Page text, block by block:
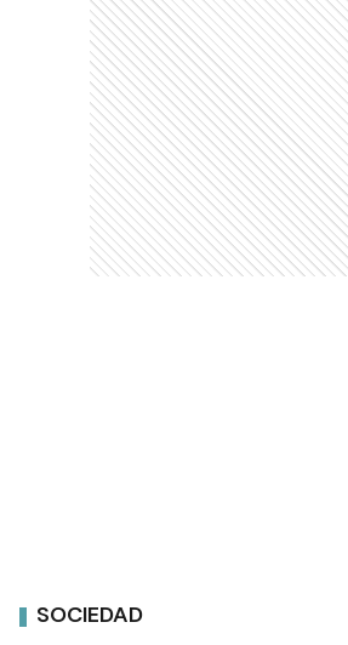
SOCIEDAD